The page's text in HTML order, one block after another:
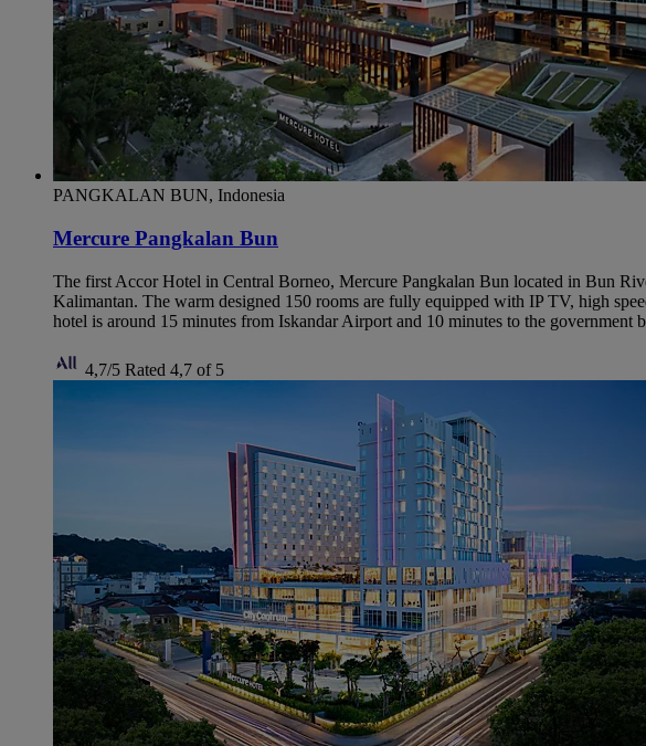
PANGKALAN BUN, Indonesia
Mercure Pangkalan Bun
The first Accor Hotel in Central Borneo, Mercure Pangkalan Bun located in Bun
Kalimantan. The warm designed 150 rooms are fully equipped with IP TV, high
hotel is around 15 minutes from Iskandar Airport and 10 minutes to the government
4,7/5 Rated 4,7 of 5